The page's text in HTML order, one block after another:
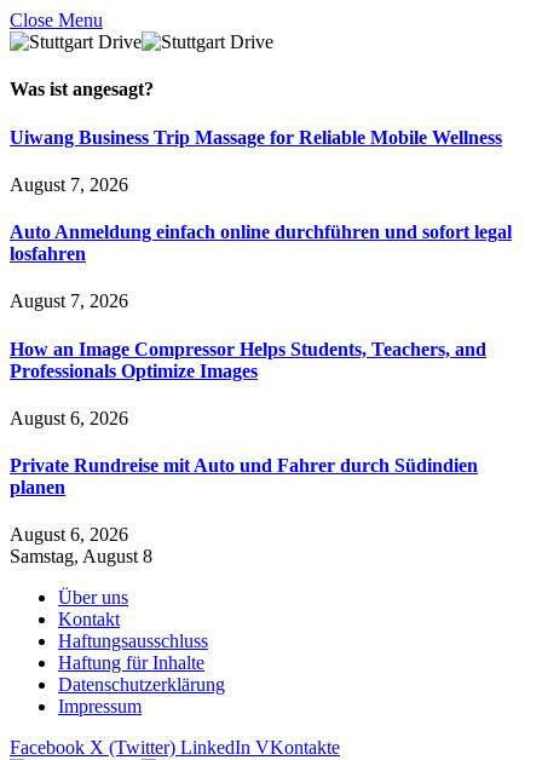
Close Menu
Was ist angesagt?
Uiwang Business Trip Massage for Reliable Mobile Wellness
August 7, 2026
Auto Anmeldung einfach online durchführen und sofort legal
losfahren
August 7, 2026
How an Image Compressor Helps Students, Teachers, and
Professionals Optimize Images
August 6, 2026
Private Rundreise mit Auto und Fahrer durch Südindien
planen
August 6, 2026
Samstag, August 8
Über uns
Kontakt
Haftungsausschluss
Haftung für Inhalte
Datenschutzerklärung
Impressum
Facebook X (Twitter) LinkedIn VKontakte